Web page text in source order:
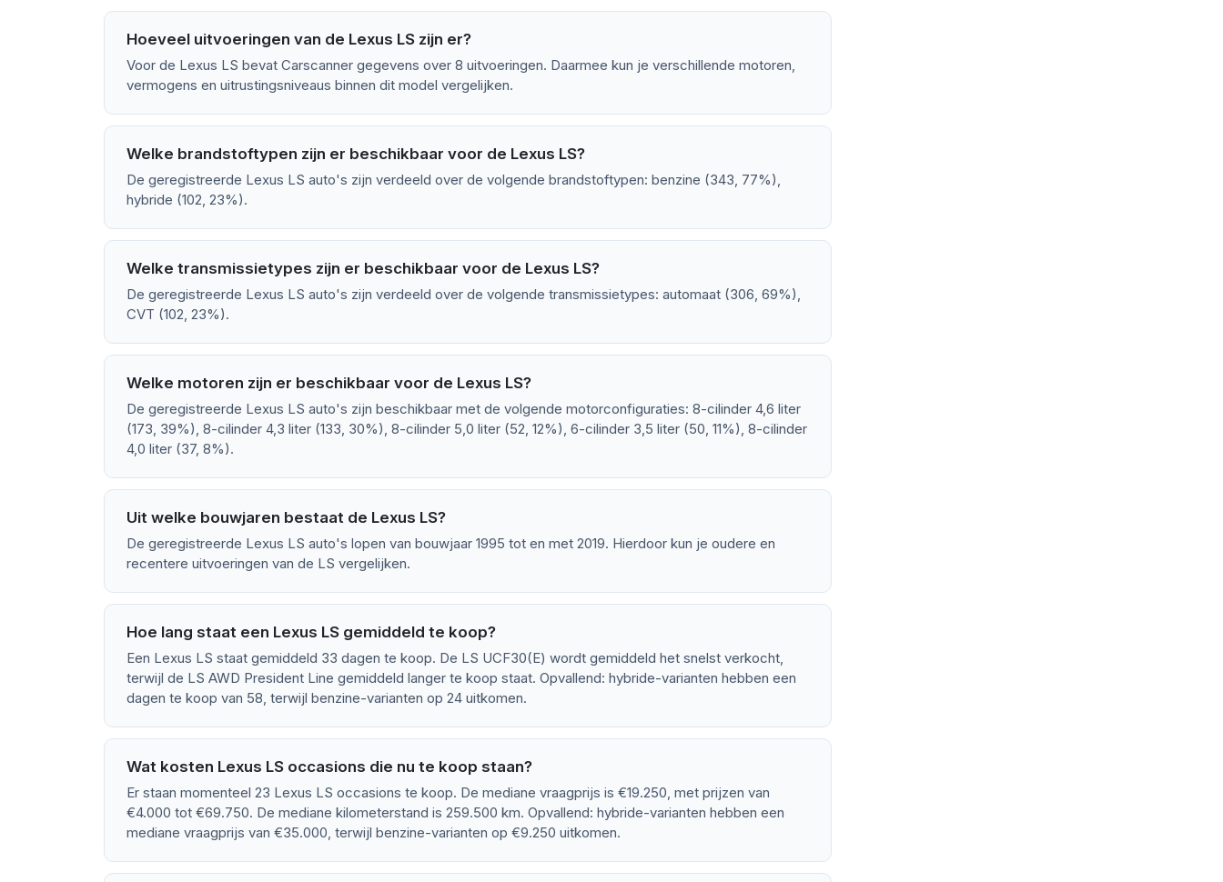
Hoeveel uitvoeringen van de Lexus LS zijn er?
Voor de Lexus LS bevat Carscanner gegevens over 8 uitvoeringen. Daarmee kun je verschillende motoren,
vermogens en uitrustingsniveaus binnen dit model vergelijken.
Welke brandstoftypen zijn er beschikbaar voor de Lexus LS?
De geregistreerde Lexus LS auto's zijn verdeeld over de volgende brandstoftypen: benzine (343, 77%),
hybride (102, 23%).
Welke transmissietypes zijn er beschikbaar voor de Lexus LS?
De geregistreerde Lexus LS auto's zijn verdeeld over de volgende transmissietypes: automaat (306, 69%),
CVT (102, 23%).
Welke motoren zijn er beschikbaar voor de Lexus LS?
De geregistreerde Lexus LS auto's zijn beschikbaar met de volgende motorconfiguraties: 8-cilinder 4,6 liter
(173, 39%), 8-cilinder 4,3 liter (133, 30%), 8-cilinder 5,0 liter (52, 12%), 6-cilinder 3,5 liter (50, 11%), 8-cilinder
4,0 liter (37, 8%).
Uit welke bouwjaren bestaat de Lexus LS?
De geregistreerde Lexus LS auto's lopen van bouwjaar 1995 tot en met 2019. Hierdoor kun je oudere en
recentere uitvoeringen van de LS vergelijken.
Hoe lang staat een Lexus LS gemiddeld te koop?
Een Lexus LS staat gemiddeld 33 dagen te koop. De LS UCF30(E) wordt gemiddeld het snelst verkocht,
terwijl de LS AWD President Line gemiddeld langer te koop staat. Opvallend: hybride-varianten hebben een
dagen te koop van 58, terwijl benzine-varianten op 24 uitkomen.
Wat kosten Lexus LS occasions die nu te koop staan?
Er staan momenteel 23 Lexus LS occasions te koop. De mediane vraagprijs is €19.250, met prijzen van
€4.000 tot €69.750. De mediane kilometerstand is 259.500 km. Opvallend: hybride-varianten hebben een
mediane vraagprijs van €35.000, terwijl benzine-varianten op €9.250 uitkomen.